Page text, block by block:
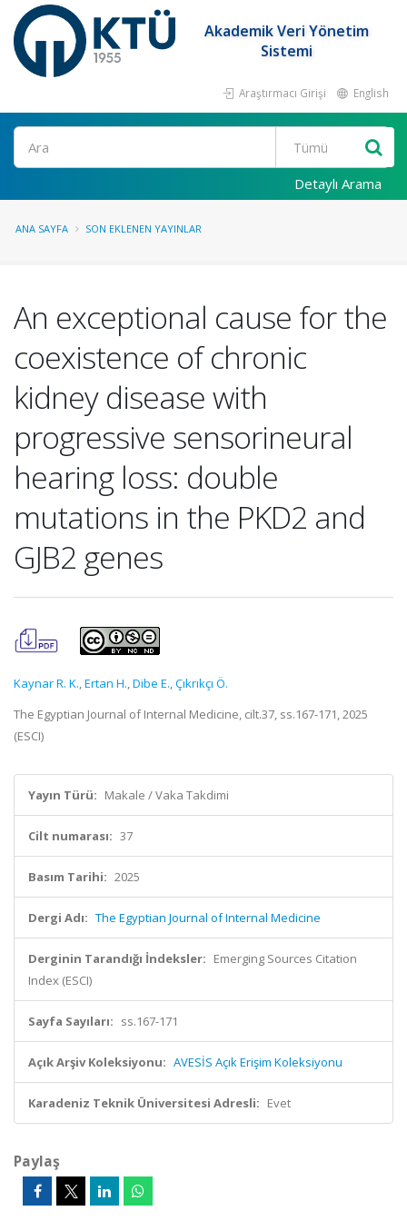
Akademik Veri Yönetim
Sistemi
Araştırmacı Girişi English
Ara
Detaylı Arama
ANA SAYFA SON EKLENEN YAYINLAR
An exceptional cause for the
coexistence of chronic
kidney disease with
progressive sensorineural
hearing loss: double
mutations in the PKD2 and
GJB2 genes
Kaynar R. K.,Ertan H.,Dibe E.,Çıkrıkçı Ö.
The Egyptian Journal of Internal Medicine, cilt.37, ss.167-171, 2025
(ESCI)
Yayın Türü: Makale / Vaka Takdimi
Cilt numarası: 37
Basım Tarihi: 2025
Dergi Adı: The Egyptian Journal of Internal Medicine
Derginin Tarandığı İndeksler: Emerging Sources Citation
Index (ESCI)
Sayfa Sayıları: ss.167-171
Açık Arşiv Koleksiyonu: AVESİS Açık Erişim Koleksiyonu
Karadeniz Teknik Üniversitesi Adresli: Evet
Paylaş